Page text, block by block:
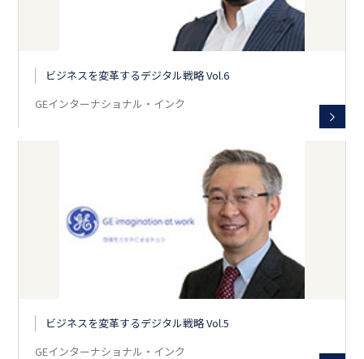
ビジネスを変革するデジタル戦略 Vol.6
GEインターナショナル・インク
ビジネスを変革するデジタル戦略 Vol.5
GEインターナショナル・インク